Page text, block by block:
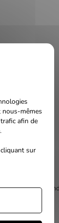
des plus
nous-mêmes
afin de
sur